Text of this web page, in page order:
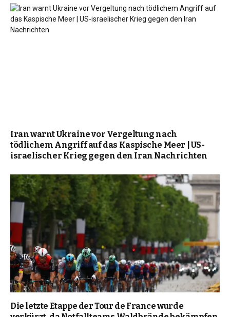
Iran warnt Ukraine vor Vergeltung nach
tödlichem Angriff auf das Kaspische Meer | US-
israelischer Krieg gegen den Iran Nachrichten
Die letzte Etappe der Tour de France wurde